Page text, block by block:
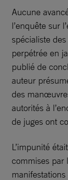
Aucune
l’enquête sur
spécialiste
perpétrée en
publié de
auteur
des
autorités à
de juges ont
L’impunité
commises par